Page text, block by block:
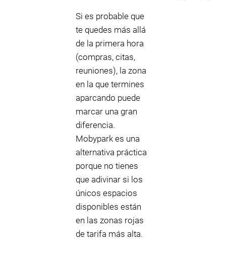
Si es probable que
te quedes más allá
de la primera hora
(compras, citas,
reuniones), la zona
en la que termines
aparcando puede
marcar una gran
diferencia.
Mobypark es una
alternativa práctica
porque no tienes
que adivinar si los
únicos espacios
disponibles están
en las zonas rojas
de tarifa más alta.